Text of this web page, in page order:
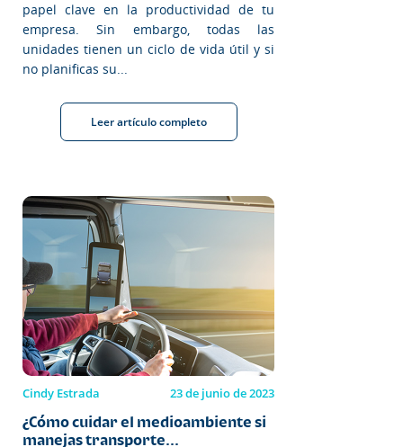
papel clave en la productividad de tu
empresa. Sin embargo, todas las
unidades tienen un ciclo de vida útil y si
no planificas su...
Leer artículo completo
Cindy Estrada 23 de junio de 2023
¿Cómo cuidar el medioambiente si
manejas transporte...